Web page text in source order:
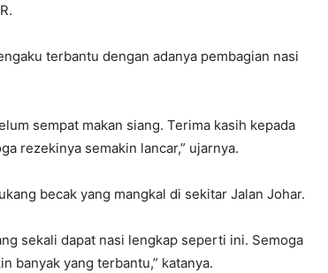
terbantu dengan adanya pembagian nasi
sempat makan siang. Terima kasih kepada
rezekinya semakin lancar,” ujarnya.
becak yang mangkal di sekitar Jalan Johar.
sekali dapat nasi lengkap seperti ini. Semoga
banyak yang terbantu,” katanya.